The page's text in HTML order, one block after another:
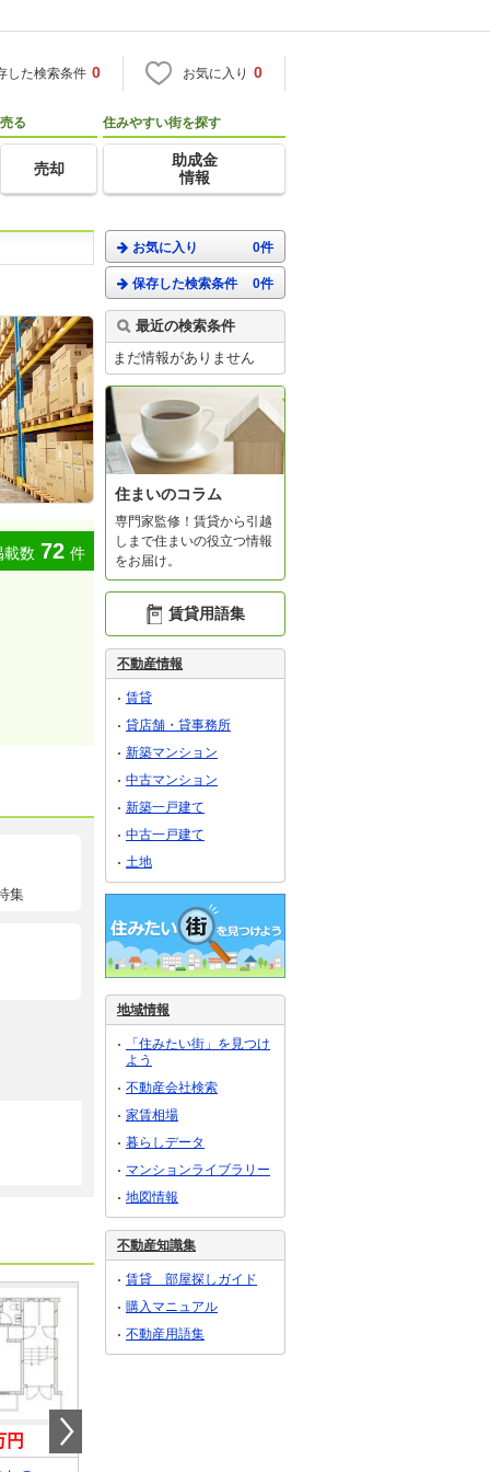
した検索条件 0 お気に入り 0
売る
売却
住みやすい街を探す
助成金
情報
載数 72 件
集
円
お気に入り 0件
保存した検索条件 0件
最近の検索条件
まだ情報がありません
住まいのコラム
専門家監修！賃貸から引越
しまで住まいの役立つ情報
をお届け。
賃貸用語集
不動産情報
賃貸
貸店舗・貸事務所
新築マンション
中古マンション
新築一戸建て
中古一戸建て
土地
地域情報
「住みたい街」を見つけ
よう
不動産会社検索
家賃相場
暮らしデータ
マンションライブラリー
地図情報
不動産知識集
賃貸 部屋探しガイド
購入マニュアル
不動産用語集